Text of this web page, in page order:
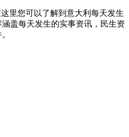
里您可以了解到意大利每天发生
盖每天发生的实事资讯，民生资